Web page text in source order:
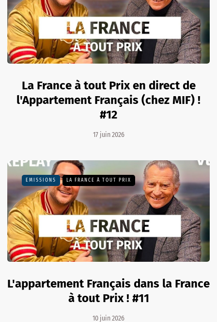
La France à tout Prix en direct de
l'Appartement Français (chez MIF) !
#12
17 juin 2026
EMISSIONS LA FRANCE À TOUT PRIX
L'appartement Français dans la France
à tout Prix ! #11
10 juin 2026